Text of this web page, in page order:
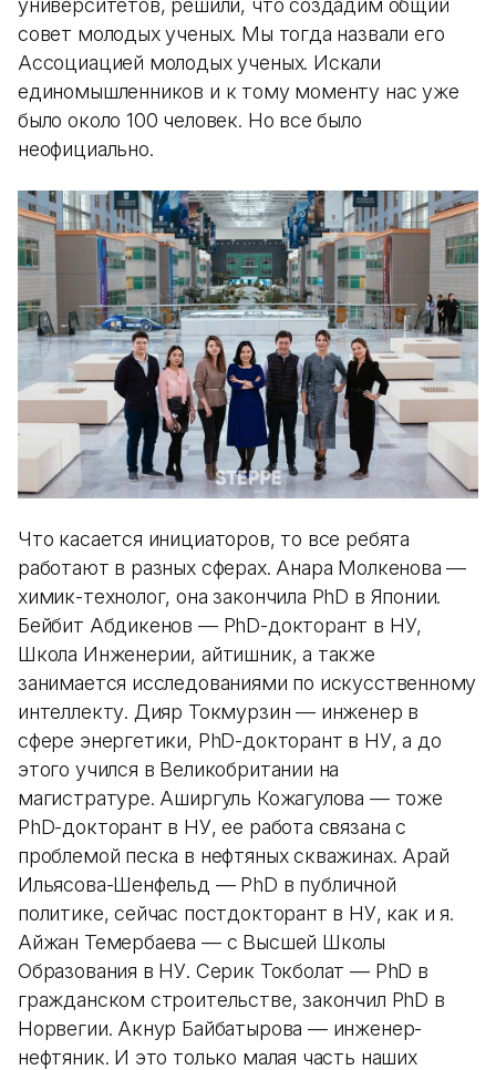
университетов, решили, что создадим общий
совет молодых ученых. Мы тогда назвали его
Ассоциацией молодых ученых. Искали
единомышленников и к тому моменту нас уже
было около 100 человек. Но все было
неофициально.
Что касается инициаторов, то все ребята
работают в разных сферах. Анара Молкенова —
химик-технолог, она закончила PhD в Японии.
Бейбит Абдикенов — PhD-докторант в НУ,
Школа Инженерии, айтишник, а также
занимается исследованиями по искусственному
интеллекту. Дияр Токмурзин — инженер в
сфере энергетики, PhD-докторант в НУ, а до
этого учился в Великобритании на
магистратуре. Аширгуль Кожагулова — тоже
PhD-докторант в НУ, ее работа связана с
проблемой песка в нефтяных скважинах. Арай
Ильясова-Шенфельд — PhD в публичной
политике, сейчас постдокторант в НУ, как и я.
Айжан Темербаева — с Высшей Школы
Образования в НУ. Серик Токболат — PhD в
гражданском строительстве, закончил PhD в
Норвегии. Акнур Байбатырова — инженер-
нефтяник. И это только малая часть наших